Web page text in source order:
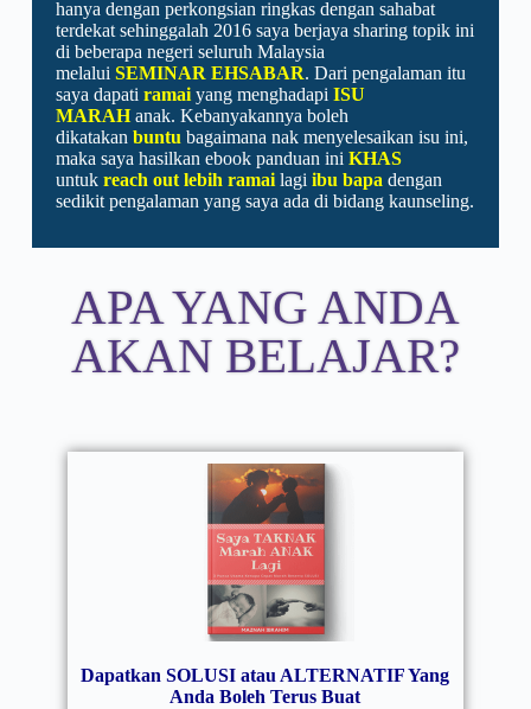
hanya dengan perkongsian ringkas dengan sahabat
terdekat sehinggalah 2016 saya berjaya sharing topik ini
di beberapa negeri seluruh Malaysia
melalui SEMINAR EHSABAR. Dari pengalaman itu
saya dapati ramai yang menghadapi ISU
MARAH anak. Kebanyakannya boleh
dikatakan buntu bagaimana nak menyelesaikan isu ini,
maka saya hasilkan ebook panduan ini KHAS
untuk reach out lebih ramai lagi ibu bapa dengan
sedikit pengalaman yang saya ada di bidang kaunseling.
APA YANG ANDA
AKAN BELAJAR?
Dapatkan SOLUSI atau ALTERNATIF Yang
Anda Boleh Terus Buat